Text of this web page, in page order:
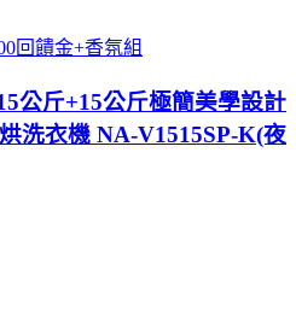
回饋金+香氛組
公斤+15公斤極簡美學設計
洗衣機 NA-V1515SP-K(夜